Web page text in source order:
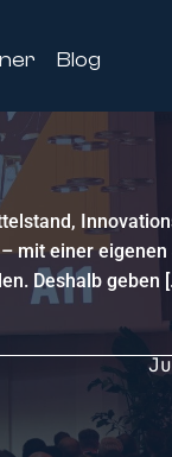
Blog
mit einer
Deshalb geben